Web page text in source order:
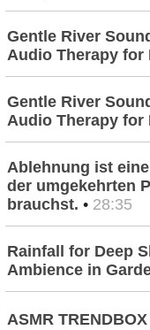
Gentle River
Audio Therapy for
Gentle River
Audio Therapy for
Ablehnung ist
der umgekehrten
brauchst. • 28:35
Rainfall for Deep
Ambience in
ASMR